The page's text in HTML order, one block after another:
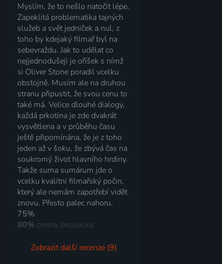
Myslím, že to nešlo natočit lépe.
Zapeklitá problematika tajných
služeb a svět jedniček a nul, z
toho by kdejaký filmař byl na
sebevraždu. Jak to udělat co
nejjednodušeji je oříšek s nímž
si Oliver Stone poradil vcelku
obstojně. Musím ale na druhou
stranu připustit, že svou cenu to
také má. Velice dlouhé dialogy,
každá prkotina je zde dvakrát
vysvětlena a v průběhu času
ještě připomínána, že je z toho
jeden až v šoku, že zbývá čas na
soukromý život hlavního hrdiny.
Takže suma sumárum jde o
vcelku kvalitní filmařský počin,
který ale nemám zapotřebí vidět
znovu. Přesto palec nahoru.
75%
80% ondrej.bezouska
Zobrazit další recenze (9)